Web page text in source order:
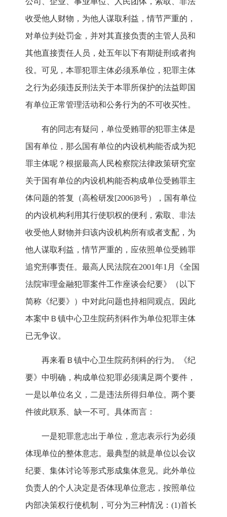
收受他人财物，为他人谋取利益，情节严重的，
对单位判处罚金，并对其直接负责的主管人员和
其他直接责任人员，处五年以下有期徒刑或者拘
役。可见，本罪犯罪主体必须系单位，犯罪主体
之行为必须违反刑法关于本罪所保护的法益即国
有单位正常管理活动和公务行为的不可收买性。
有的同志有疑问，单位受贿罪的犯罪主体是
国有单位，那么国有单位的内设机构能否成为犯
罪主体呢？根据最高人民检察院法律政策研究室
关于国有单位的内设机构能否构成单位受贿罪主
体问题的答复（高检研发[2006]8号），国有单位
的内设机构利用其行使职权的便利，索取、非法
收受他人财物并归该内设机构所有或者支配，为
他人谋取利益，情节严重的，应依照单位受贿罪
追究刑事责任。最高人民法院在2001年1月《全国
法院审理金融犯罪案件工作座谈会纪要》（以下
简称《纪要》）中对此问题也持相同观点。因此
本案中Ｂ镇中心卫生院药剂科作为单位犯罪主体
已无争议。
再来看Ｂ镇中心卫生院药剂科的行为。《纪
要》中明确，构成单位犯罪必须满足两个要件，
一是以单位名义，二是违法所得归单位。两个要
件彼此联系、缺一不可。具体而言：
一是犯罪意志出于单位，意志表示行为必须
体现单位的整体意志。最典型的就是单位以会议
纪要、集体讨论等形式形成集体意见。此外单位
负责人的个人决定是否体现单位意志，按照单位
内部决策权行使机制，可分为三种情况：(1)首长